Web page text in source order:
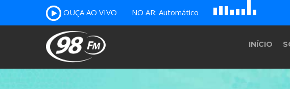
OUÇA AO VIVO NO AR: Automático A
B c
D
E F
H
INÍCIO